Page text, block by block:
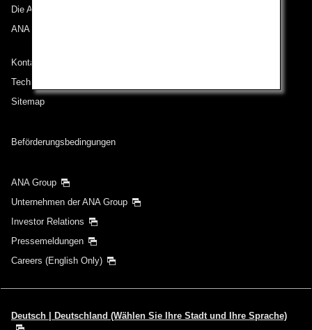
Die ANA Experience
ANA Mileage Club
Kontakt zu ANA
Technische Hilfe (Barrierefreiheit)
Sitemap
Beförderungsbedingungen
ANA Group
Unternehmen der ANA Group
Investor Relations
Pressemeldungen
Careers (English Only)
Deutsch | Deutschland (Wählen Sie Ihre Stadt und Ihre Sprache)